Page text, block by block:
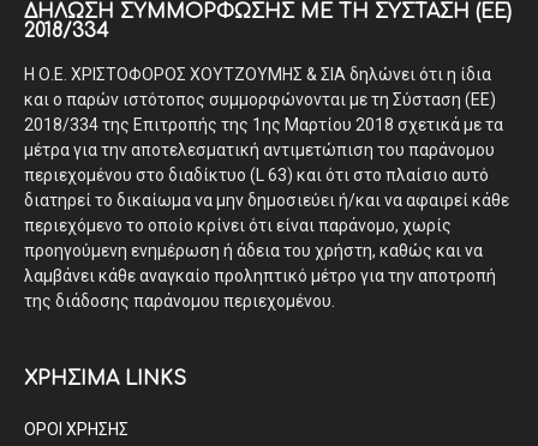
ΔΉΛΩΣΗ ΣΥΜΜΌΡΦΩΣΗΣ ΜΕ ΤΗ ΣΎΣΤΑΣΗ (ΕΕ)
2018/334
Η Ο.Ε. ΧΡΙΣΤΟΦΟΡΟΣ ΧΟΥΤΖΟΥΜΗΣ & ΣΙΑ δηλώνει ότι η ίδια
και ο παρών ιστότοπος συμμορφώνονται με τη Σύσταση (ΕΕ)
2018/334 της Επιτροπής της 1ης Μαρτίου 2018 σχετικά με τα
μέτρα για την αποτελεσματική αντιμετώπιση του παράνομου
περιεχομένου στο διαδίκτυο (L 63) και ότι στο πλαίσιο αυτό
διατηρεί το δικαίωμα να μην δημοσιεύει ή/και να αφαιρεί κάθε
περιεχόμενο το οποίο κρίνει ότι είναι παράνομο, χωρίς
προηγούμενη ενημέρωση ή άδεια του χρήστη, καθώς και να
λαμβάνει κάθε αναγκαίο προληπτικό μέτρο για την αποτροπή
της διάδοσης παράνομου περιεχομένου.
ΧΡΗΣΙΜΑ LINKS
ΟΡΟΙ ΧΡΗΣΗΣ